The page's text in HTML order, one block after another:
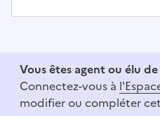
Vous êtes agent ou élu
Connectez-vous à
modifier ou compléter